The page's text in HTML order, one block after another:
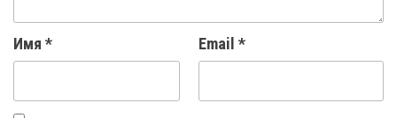
Имя * Email *